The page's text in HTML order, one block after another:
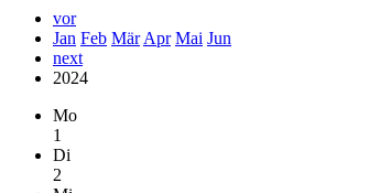
vor
Jan Feb Mär Apr Mai Jun
next
2024
Mo
1
Di
2